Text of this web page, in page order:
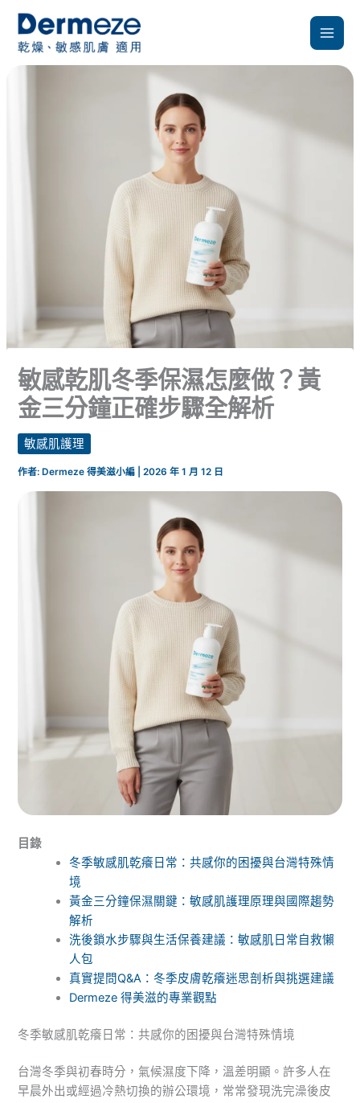
敏感乾肌冬季保濕怎麼做？黃
金三分鐘正確步驟全解析
敏感肌護理
作者: Dermeze 得美滋小編 |2026 年 1 月 12 日
目錄
冬季敏感肌乾癢日常：共感你的困擾與台灣特殊情
境
黃金三分鐘保濕關鍵：敏感肌護理原理與國際趨勢
解析
洗後鎖水步驟與生活保養建議：敏感肌日常自救懶
人包
真實提問Q&A：冬季皮膚乾癢迷思剖析與挑選建議
Dermeze 得美滋的專業觀點
冬季敏感肌乾癢日常：共感你的困擾與台灣特殊情境
台灣冬季與初春時分，氣候濕度下降，溫差明顯。許多人在
早晨外出或經過冷熱切換的辦公環境，常常發現洗完澡後皮